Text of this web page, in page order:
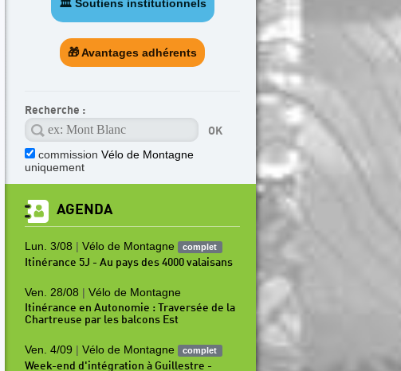
🏛️ Soutiens institutionnels
🎁 Avantages adhérents
Recherche :
commission Vélo de Montagne
uniquement
AGENDA
Lun. 3/08 | Vélo de Montagne complet
Itinérance 5J - Au pays des 4000 valaisans
Ven. 28/08 | Vélo de Montagne
Itinérance en Autonomie : Traversée de la
Chartreuse par les balcons Est
Ven. 4/09 | Vélo de Montagne complet
Week-end d'intégration à Guillestre -